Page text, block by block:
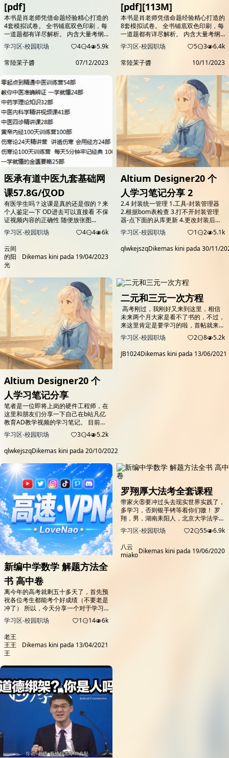
[pdf]
本书是肖老师凭借命题经验精心打造的
4套模拟试卷。 全书铺底双色印刷，每
一道题都有详尽解析。 内含大量考纲
修订题目助考生扫除盲点， 是冲刺阶
段查漏补缺、检验复习水平的必备用
书。 严格依据大纲：体现最新大纲新
增及修订内容 无限逼近真题：题目命
制规范，考点分布合理 特色精华内
容：题目解析详尽，双色标注重点 冲
刺复习必备：承前启后，及时进入临考
状态 不是政治能考多少分，而是肖秀...
学习区-校园职场 4 4
5.9k
常陸茉子醬
07/12/2023
[pdf][113M]
本书是肖老师凭借命题经验精心打造的
8套模拟试卷。 全书铺底双色印刷，每
一道题都有详尽解析。 内含大量考纲
修订题目助考生扫除盲点，是冲刺阶段
查漏补缺、检验复习水平的必备用书。
严格依据大纲：体现最新大纲新增及修
订内容 无限逼近真题：题目命制规
范，考点分布合理 特色精华内容：题
目解析详尽，双色标注重点 冲刺复习
必备：承前启后，及时进入临考状态
不是政治能考多少分，而是肖秀荣想
学习区-校园职场 5 3
6.4k
常陸茉子醬
10/11/2023
医承有道中医九套基础网
课57.8G/仅OD
有医学生吗？这课是真的还是假的？来
个人鉴定—下 OD进去可以直接看 不保
证视频内容的正确性 随便放张图...
学习区-校园职场
4 4
6k
云间
的阳
光
Dikemas kini pada 19/04/2023
Altium Designer20 个
人学习笔记分享 2
2.4 封装统一管理 1.工具-封装管理器
2.根据bom表检查 3.打不开封装管理
器-点下面的从库更新 4.更改封装后别
忘把原来封装删除 2.5 原理图编译检查
工程-工程选项 常见错误1——器件位
号重复（Duplicate part designators)
标记为致命错误 右下panel -
学习区-校园职场 1 2
5.1k
qlwkejszqDikemas kini pada 30/11/
Altium Designer20 个
人学习笔记分享
笔者是一位即将上岗的硬件工程师，在
这里和朋友们分享一下自己在b站凡亿
教育AD教学视频的学习笔记。 目前只
有1/3的进度，希望日后我能将他补
全。 --------------------------------------------
---------------------------------------------------
------------------------ Par...
学习区-校园职场 3 4
5.2k
qlwkejszqDikemas kini pada 20/10/2022
二元和三元一次方程
未来两个月大家是看不了书的，不过，
来这里肯定是要学习的啦，首帖就来学
习帖，内容就先来个大家都知道的线性
代数解鸡兔同笼吧。 1.某商业街复工
复产之后，向消费者发放满50元减10
元、满100元减30元的电子优惠券各若
学习区-校园职场 2 8
5.2k
JB1024Dikemas kini pada 13/06/2021
新编中学数学 解题方法全
书 高中卷
离今年的高考就剩五十多天了，首先预
祝各位考生都能考个好成绩（不要老是
冲了） 所以，今天分享一个对于学习
高中知识，尤其是对理科生的学习十分
重要和有意义的， 真▪学习资料。 （就
问看到这个目录你不心动吗？）...
学习区-校园职场 1 14
6k
老王
王王
王
Dikemas kini pada 13/04/2021
罗翔厚大法考全套课程
带家火⑧要冲过头去现实世界实践了，
多学习，否则银手铐等着你们嗷！ 罗
翔，男，湖南耒阳人，北京大学法学院
刑法学专业毕业，法学博士学位。 现
任中国政法大学刑事司法学院教授，中
国政法大学刑事司法学院刑法学研究所
所长，研究领域为刑法学、刑法哲学、
经济刑法、性犯罪。 2008年以来入选
学习区-校园职场 2 55
6.9k
八云
miakoDikemas kini pada 19/06/2020